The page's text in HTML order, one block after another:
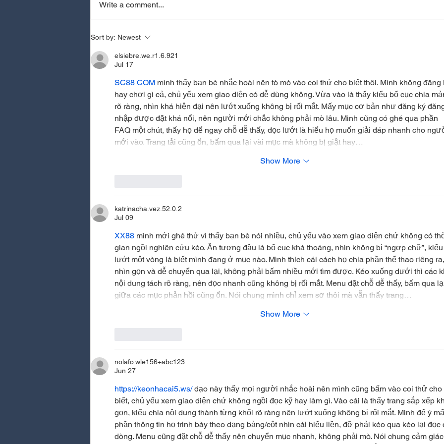
MEOVV - HIT EM
Write a comment...
Sort by: Newest
elsiebre.we.r1.6.921
Jul 17
SC88 COM mình thấy bạn bè nhắc hoài nên tò mò vào coi thử cho biết thôi. Mình không đăng
hay chơi gì cả, chủ yếu xem giao diện có dễ dùng không. Vừa vào là thấy kiểu bố cục chia
rõ ràng, nhìn khá hiện đại nên lướt xuống không bị rối mắt. Mấy mục cơ bản như đăng ký
nhập được đặt khá nổi, nên người mới chắc không phải mò lâu. Mình cũng có ghé qua phần
FAQ một chút, thấy họ để ngay chỗ dễ thấy, đọc lướt là hiểu họ muốn giải đáp nhanh cho
mới vào. Trang tải cũng ổn, bấm qua lại vài mục mà không bị giật hay…
Show More
katrinacha.vez.52.0.2
Jul 09
XX88 mình mới ghé thử vì thấy bạn bè nói nhiều, chủ yếu vào xem giao diện chứ không có
gian ngồi nghiên cứu kèo. Ấn tượng đầu là bố cục khá thoáng, nhìn không bị “ngợp chữ”, kiểu
lướt một vòng là biết mình đang ở mục nào. Mình thích cái cách họ chia phần thể thao riêng ra,
nhìn gọn và dễ chuyển qua lại, không phải bấm nhiều mới tìm được. Kéo xuống dưới thì các
nội dung tách rõ ràng, nên đọc nhanh cũng không bị rối mắt. Menu đặt chỗ dễ thấy, bấm qua
giữa các mục phản hồi cũng ổn. Nói chung mình chỉ xem sơ thôi mà vẫn thấy trang…
Show More
nolafo.wle156+abc123
Jun 27
https://keonhacai5.ws/ dạo này thấy mọi người nhắc hoài nên mình cũng bấm vào coi thử cho
biết, chủ yếu xem giao diện chứ không ngồi đọc kỹ hay làm gì. Vào cái là thấy trang sắp xếp
gọn, kiểu chia nội dung thành từng khối rõ ràng nên lướt xuống không bị rối mắt. Mình để ý
phần thông tin họ trình bày theo dạng bảng/cột nhìn cái hiểu liền, đỡ phải kéo qua kéo lại đọc
dòng. Menu cũng đặt chỗ dễ thấy nên chuyển mục nhanh, không phải mò. Nói chung cảm giác